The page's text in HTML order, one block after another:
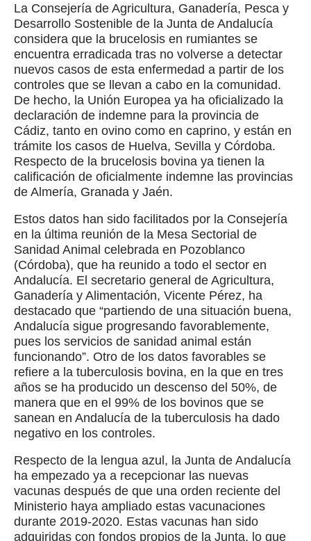
La Consejería de Agricultura, Ganadería, Pesca y
Desarrollo Sostenible de la Junta de Andalucía
considera que la brucelosis en rumiantes se
encuentra erradicada tras no volverse a detectar
nuevos casos de esta enfermedad a partir de los
controles que se llevan a cabo en la comunidad.
De hecho, la Unión Europea ya ha oficializado la
declaración de indemne para la provincia de
Cádiz, tanto en ovino como en caprino, y están en
trámite los casos de Huelva, Sevilla y Córdoba.
Respecto de la brucelosis bovina ya tienen la
calificación de oficialmente indemne las provincias
de Almería, Granada y Jaén.
Estos datos han sido facilitados por la Consejería
en la última reunión de la Mesa Sectorial de
Sanidad Animal celebrada en Pozoblanco
(Córdoba), que ha reunido a todo el sector en
Andalucía. El secretario general de Agricultura,
Ganadería y Alimentación, Vicente Pérez, ha
destacado que “partiendo de una situación buena,
Andalucía sigue progresando favorablemente,
pues los servicios de sanidad animal están
funcionando”. Otro de los datos favorables se
refiere a la tuberculosis bovina, en la que en tres
años se ha producido un descenso del 50%, de
manera que en el 99% de los bovinos que se
sanean en Andalucía de la tuberculosis ha dado
negativo en los controles.
Respecto de la lengua azul, la Junta de Andalucía
ha empezado ya a recepcionar las nuevas
vacunas después de que una orden reciente del
Ministerio haya ampliado estas vacunaciones
durante 2019-2020. Estas vacunas han sido
adquiridas con fondos propios de la Junta, lo que